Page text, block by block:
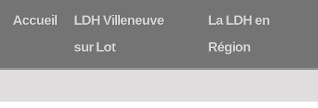
Accueil
LDH Villeneuve
sur Lot
La LDH en
Région